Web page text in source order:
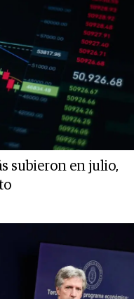
subieron en julio,